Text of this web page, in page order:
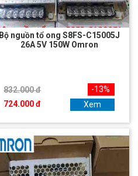
Bộ nguồn tổ ong S8FS-C15005J
26A 5V 150W Omron
832.000 đ
724.000 đ
-13%
Xem